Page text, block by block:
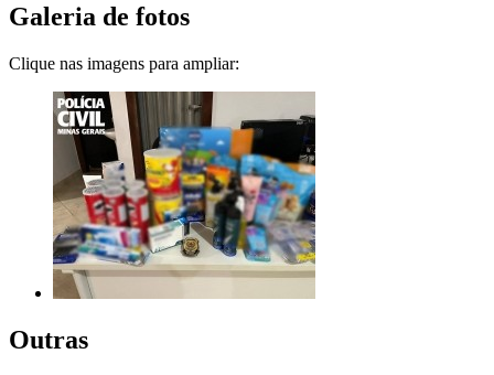
Galeria de fotos
Clique nas imagens para ampliar:
Outras